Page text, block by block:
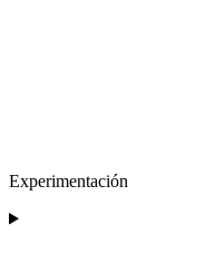
Experimentación